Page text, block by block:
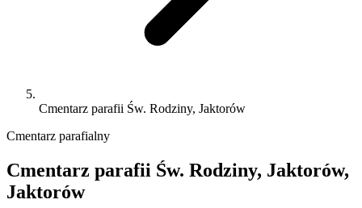
Cmentarz parafii Św. Rodziny, Jaktorów
Cmentarz parafialny
Cmentarz parafii Św. Rodziny, Jaktorów,
Jaktorów